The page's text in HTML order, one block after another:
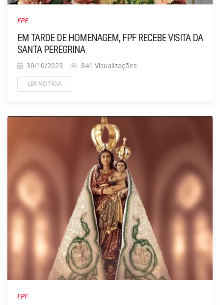
FPF
EM TARDE DE HOMENAGEM, FPF RECEBE VISITA DA
SANTA PEREGRINA
30/10/2023 841 Visualizações
LER NOTÍCIA
FPF